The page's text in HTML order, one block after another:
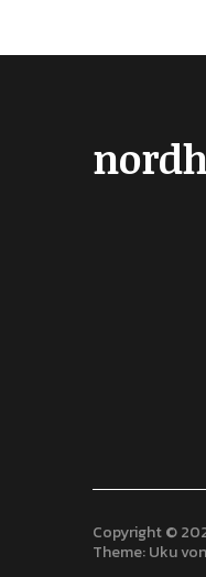
Copyright ©
Theme: Uku von